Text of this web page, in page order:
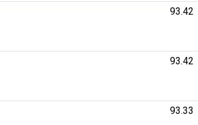
93.42
93.42
93.33